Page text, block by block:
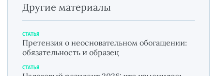
Другие материалы
СТАТЬЯ
Претензия о неосновательном обогащении:
обязательность и образец
СТАТЬЯ